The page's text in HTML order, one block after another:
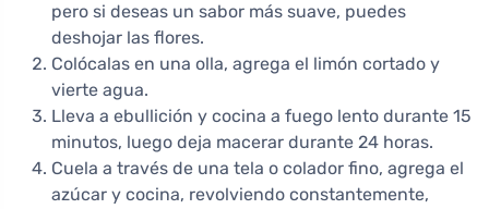
pero si deseas un sabor más suave, puedes
deshojar las flores.
Colócalas en una olla, agrega el limón cortado y
vierte agua.
Lleva a ebullición y cocina a fuego lento durante 15
minutos, luego deja macerar durante 24 horas.
Cuela a través de una tela o colador fino, agrega el
azúcar y cocina, revolviendo constantemente,